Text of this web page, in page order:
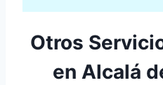
Otros
en Alcalá